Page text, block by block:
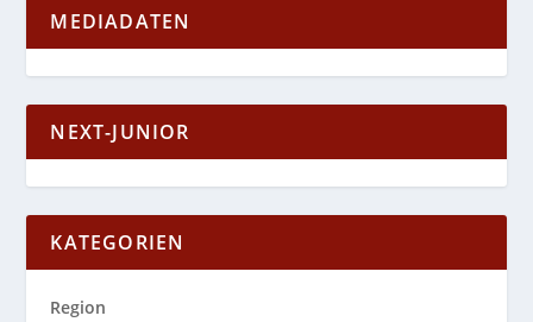
MEDIADATEN
NEXT-JUNIOR
KATEGORIEN
Region